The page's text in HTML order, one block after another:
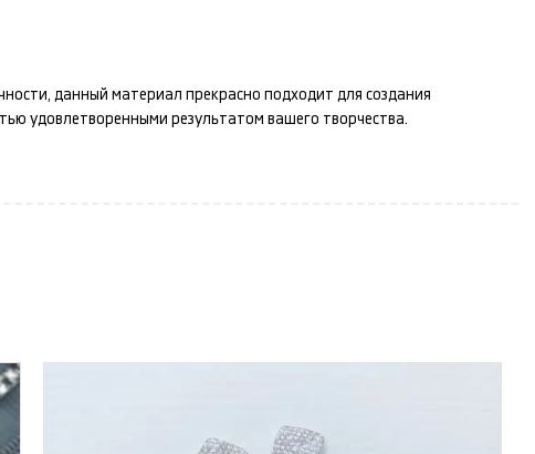
данный материал прекрасно подходит для создания
удовлетворенными результатом вашего творчества.